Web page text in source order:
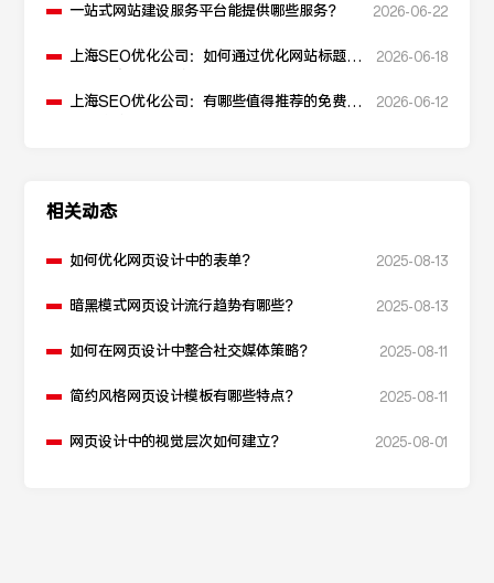
一站式网站建设服务平台能提供哪些服务？ 2026-06-22
上海SEO优化公司：如何通过优化网站标题提
2026-06-18
上海SEO优化公司：有哪些值得推荐的免费
2026-06-12
相关动态
如何优化网页设计中的表单？ 2025-08-13
暗黑模式网页设计流行趋势有哪些？ 2025-08-13
如何在网页设计中整合社交媒体策略？ 2025-08-11
简约风格网页设计模板有哪些特点？ 2025-08-11
网页设计中的视觉层次如何建立？ 2025-08-01